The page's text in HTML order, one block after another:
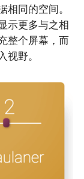
同的空间。
示更多与之相
整个屏幕，而
野。